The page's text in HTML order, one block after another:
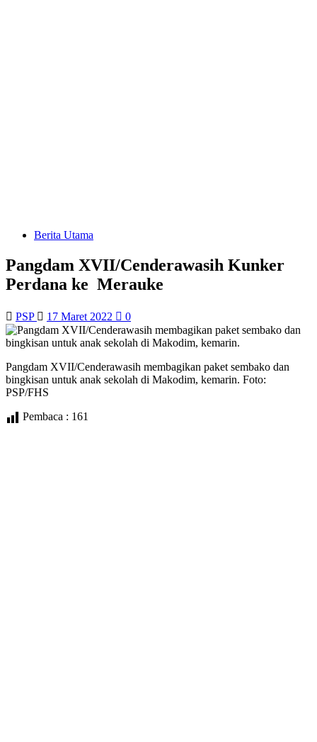
Berita Utama
Pangdam XVII/Cenderawasih Kunker
Perdana ke Merauke
PSP 17 Maret 2022 0
Pangdam XVII/Cenderawasih membagikan paket sembako dan
bingkisan untuk anak sekolah di Makodim, kemarin. Foto:
PSP/FHS
Pembaca : 161